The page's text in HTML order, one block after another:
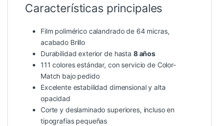
Características principales
Film polimérico calandrado de 64 micras,
acabado Brillo
Durabilidad exterior de hasta 8 años
111 colores estándar, con servicio de Color-
Match bajo pedido
Excelente estabilidad dimensional y alta
opacidad
Corte y deslaminado superiores, incluso en
tipografías pequeñas